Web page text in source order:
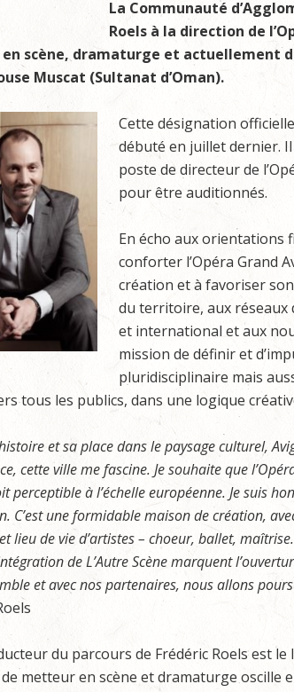
La Communauté
Roels à la direction de
scène, dramaturge et actuellement
Muscat (Sultanat d’Oman).
Cette désignation
débuté en juillet dernier.
poste de directeur de
pour être auditionnés.
En écho aux orientations
conforter l’Opéra Grand
création et à favoriser
du territoire, aux réseaux
et international et aux
mission de définir et
pluridisciplinaire mais
tous les publics, dans une logique
et sa place dans le paysage culturel,
cette ville me fascine. Je souhaite que
perceptible à l’échelle européenne. Je suis
C’est une formidable maison de création,
lieu de vie d’artistes – choeur, ballet,
de L’Autre Scène marquent
et avec nos partenaires, nous allons
du parcours de Frédéric Roels est
metteur en scène et dramaturge oscille